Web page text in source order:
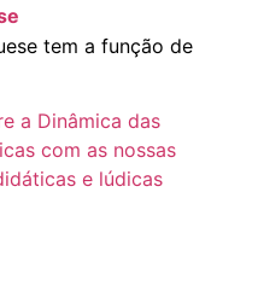
tem a função de